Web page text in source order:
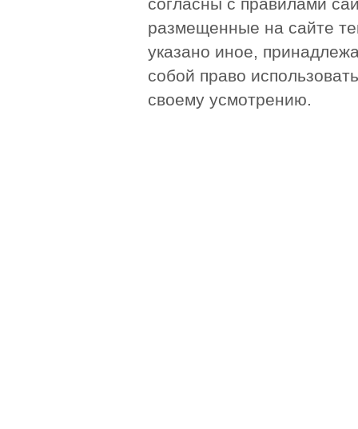
согласны с правилами
размещенные на сайте
указано иное,
собой право
своему усмотрению.